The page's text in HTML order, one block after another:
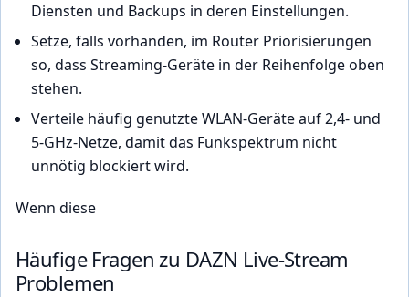
Diensten und Backups in deren Einstellungen.
Setze, falls vorhanden, im Router Priorisierungen
so, dass Streaming-Geräte in der Reihenfolge oben
stehen.
Verteile häufig genutzte WLAN-Geräte auf 2,4- und
5-GHz-Netze, damit das Funkspektrum nicht
unnötig blockiert wird.
Wenn diese
Häufige Fragen zu DAZN Live-Stream
Problemen